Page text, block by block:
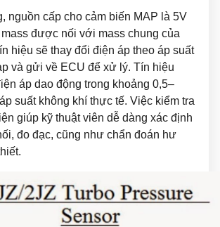
nguồn cấp cho cảm biến MAP là 5V
được nối với mass chung của
hiệu sẽ thay đổi điện áp theo áp suất
và gửi về ECU để xử lý. Tín hiệu
áp dao động trong khoảng 0,5–
suất không khí thực tế. Việc kiểm tra
giúp kỹ thuật viên dễ dàng xác định
đo đạc, cũng như chẩn đoán hư